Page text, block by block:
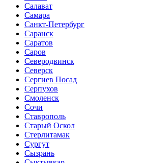
Салават
Самара
Санкт-Петербург
Саранск
Саратов
Саров
Северодвинск
Северск
Сергиев Посад
Серпухов
Смоленск
Сочи
Ставрополь
Старый Оскол
Стерлитамак
Сургут
Сызрань